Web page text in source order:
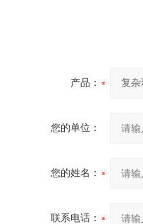
产品：
您的单位：
您的姓名：
联系电话：